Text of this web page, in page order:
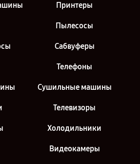
Принтеры
Пылесосы
Сабвуферы
Телефоны
Сушильные машины
Телевизоры
Холодильники
Видеокамеры